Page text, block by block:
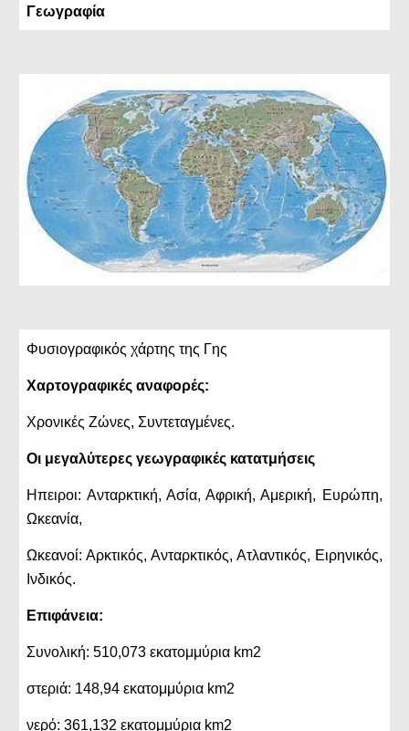
Γεωγραφία
Φυσιογραφικός χάρτης της Γης
Χαρτογραφικές αναφορές:
Χρονικές Ζώνες, Συντεταγμένες.
Οι μεγαλύτερες γεωγραφικές κατατμήσεις
Ηπειροι: Ανταρκτική, Ασία, Αφρική, Αμερική, Ευρώπη,
Ωκεανία,
Ωκεανοί: Αρκτικός, Ανταρκτικός, Ατλαντικός, Ειρηνικός,
Ινδικός.
Επιφάνεια:
Συνολική: 510,073 εκατομμύρια km2
στεριά: 148,94 εκατομμύρια km2
νερό: 361,132 εκατομμύρια km2